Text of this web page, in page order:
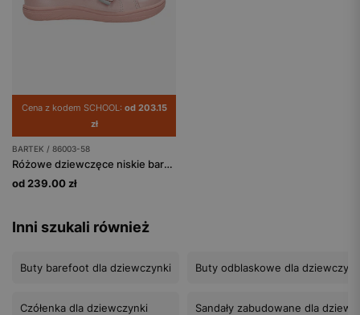
Cena z kodem SCHOOL: od 203.15
zł
BARTEK / 86003-58
Różowe dziewczęce niskie barefooty BARTEK 86003-58
od 239.00 zł
Inni szukali również
Buty barefoot dla dziewczynki
Czółenka dla dziewczynki
Buty odblaskowe dla
Sandały zabudowane dla